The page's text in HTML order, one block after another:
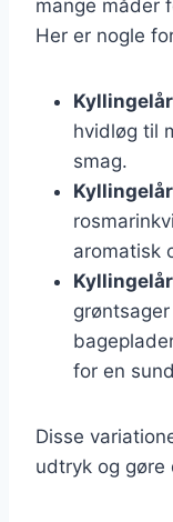
mange måder
Her er nogle
hvidløg til
smag.
aromatisk
for en
Disse
udtryk og